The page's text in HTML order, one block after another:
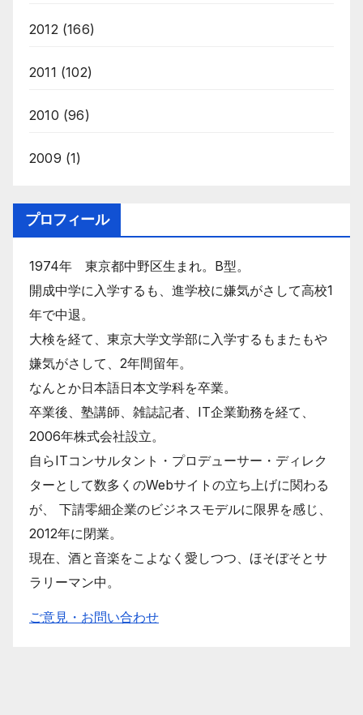
2012(166)
2011 (102)
2010 (96)
2009 (1)
プロフィール
1974年 東京都中野区生まれ。B型。
開成中学に入学するも、進学校に嫌気がさして高校1
年で中退。
大検を経て、東京大学文学部に入学するもまたもや
嫌気がさして、2年間留年。
なんとか日本語日本文学科を卒業。
卒業後、塾講師、雑誌記者、IT企業勤務を経て、
2006年株式会社設立。
自らITコンサルタント・プロデューサー・ディレク
ターとして数多くのWebサイトの立ち上げに関わる
が、 下請零細企業のビジネスモデルに限界を感じ、
2012年に閉業。
現在、酒と音楽をこよなく愛しつつ、ほそぼそとサ
ラリーマン中。
ご意見・お問い合わせ